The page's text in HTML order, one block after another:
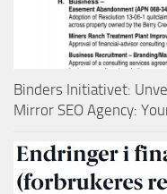
Binders Initiativet:
Mirror SEO Agency: